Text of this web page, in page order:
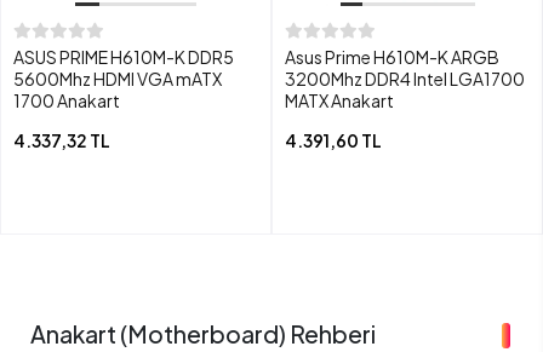
ASUS PRIME H610M-K DDR5
5600Mhz HDMI VGA mATX
1700 Anakart
4.337,32 TL
Asus Prime H610M-K ARGB
3200Mhz DDR4 Intel LGA1700
MATX Anakart
4.391,60 TL
Anakart (Motherboard) Rehberi